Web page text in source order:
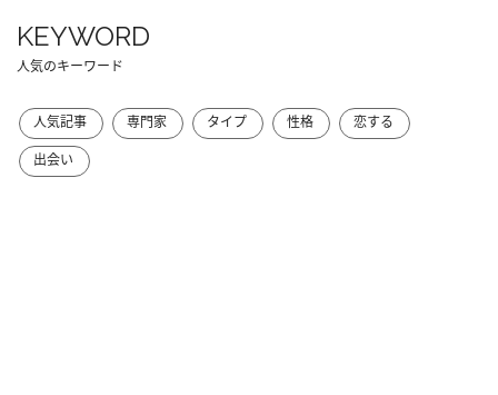
KEYWORD
人気のキーワード
人気記事 専門家 タイプ 性格
恋する
出会い